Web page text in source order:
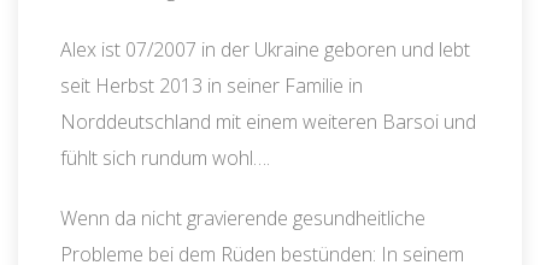
Alex ist 07/2007 in der Ukraine geboren und lebt
seit Herbst 2013 in seiner Familie in
Norddeutschland mit einem weiteren Barsoi und
fühlt sich rundum wohl….
Wenn da nicht gravierende gesundheitliche
Probleme bei dem Rüden bestünden: In seinem